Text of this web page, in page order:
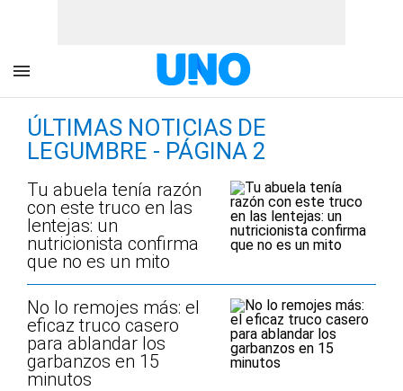
ÚLTIMAS NOTICIAS DE
LEGUMBRE - PÁGINA 2
Tu abuela tenía razón
con este truco en las
lentejas: un
nutricionista confirma
que no es un mito
No lo remojes más: el
eficaz truco casero
para ablandar los
garbanzos en 15
minutos